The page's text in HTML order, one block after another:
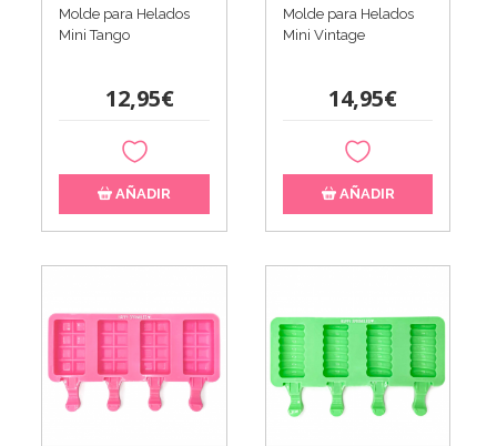
Molde para Helados
Mini Tango
12,95€
AÑADIR
Molde para Helados
Mini Vintage
14,95€
AÑADIR